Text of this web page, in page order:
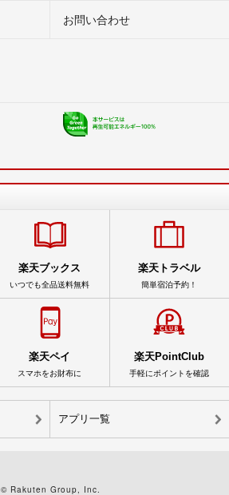
お問い合わせ
楽天ブックス
いつでも全品送料無料
楽天トラベル
簡単宿泊予約！
楽天ペイ
スマホをお財布に
楽天PointClub
手軽にポイントを確認
アプリ一覧
© Rakuten Group, Inc.